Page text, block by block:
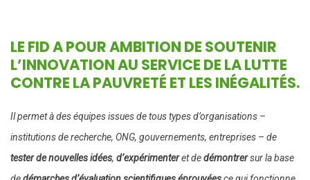
LE FID A POUR AMBITION DE SOUTENIR
L’INNOVATION AU SERVICE DE LA LUTTE
CONTRE LA PAUVRETÉ ET LES INÉGALITÉS.
Il permet à des équipes issues de tous types d’organisations –
institutions de recherche, ONG, gouvernements, entreprises – de
tester de nouvelles idées, d’expérimenteret dedémontrersur la base